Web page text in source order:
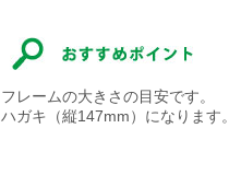
フレームの大きさの目安です。
ハガキ（縦147mm）になります。